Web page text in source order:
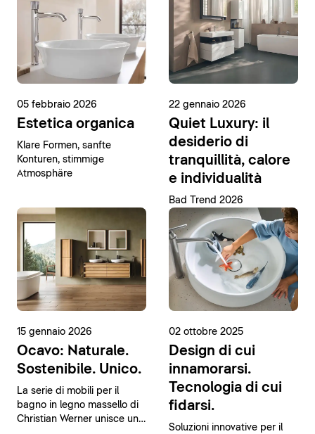
05 febbraio 2026
Estetica organica
Klare Formen, sanfte
Konturen, stimmige
Atmosphäre
22 gennaio 2026
Quiet Luxury: il
desiderio di
tranquillità, calore
e individualità
Bad Trend 2026
15 gennaio 2026
Ocavo: Naturale.
Sostenibile. Unico.
La serie di mobili per il
bagno in legno massello di
Christian Werner unisce un
02 ottobre 2025
Design di cui
innamorarsi.
Tecnologia di cui
fidarsi.
Soluzioni innovative per il